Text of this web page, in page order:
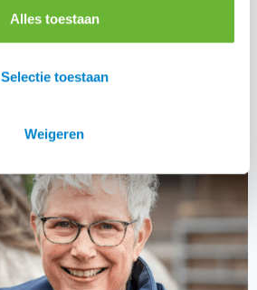
Alles toestaan
Selectie toestaan
Weigeren